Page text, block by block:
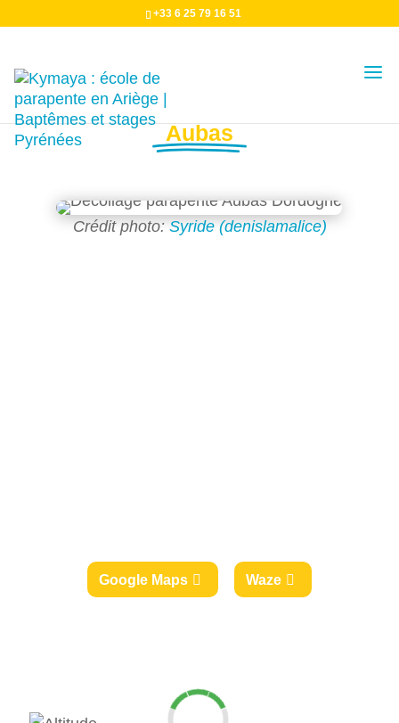
+33 6 25 79 16 51
Décollage
Aubas
Crédit photo: Syride (denislamalice)
Google Maps Waze